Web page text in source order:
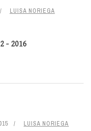
LUISA NORIEGA
- 2016
LUISA NORIEGA